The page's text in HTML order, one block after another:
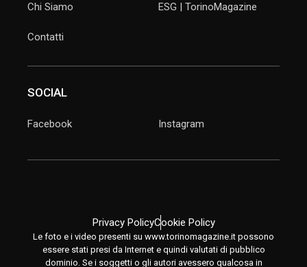
Chi Siamo
Contatti
ESG | TorinoMagazine
SOCIAL
Facebook Instagram
Privacy PolicyCookie Policy
Le foto e i video presenti su www.torinomagazine.it possono
essere stati presi da Internet e quindi valutati di pubblico
dominio. Se i soggetti o gli autori avessero qualcosa in